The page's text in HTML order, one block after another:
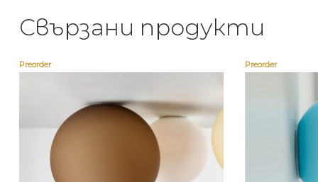
Свързани продукти
Preorder Preorder